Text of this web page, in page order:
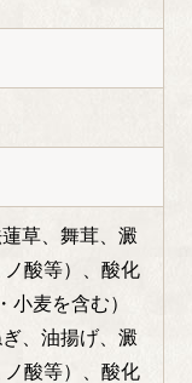
草、舞茸、澱
酸等）、酸化
小麦を含む）
、油揚げ、澱
酸等）、酸化